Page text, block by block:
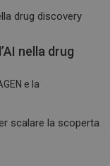
nella drug
e la